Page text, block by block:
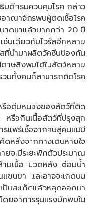
กรมควบคุมโรค กล่าว
าณาจักรพบผู้ติดเชื้อโรค
าดมาแล้วมากกว่า 20 ปี
นเดียวกับไวรัสอีกหลาย
ที่นำมาผลิตวัคซีนป้องกัน
ษลิงพบได้ในสัตว์หลาย
มทั้งคนก็สามารถติดโรค
ตุ่มหนองของสัตว์ที่ติด
หรือกินเนื้อสัตว์ที่ปรุงสุก
พร่เชื้อจากคนสู่คนแม้มี
หลั่งจากทางเดินหายใจ
จะมีระยะฟักตัวประมาณ
ามเนื้อ ปวดหลัง ต่อมน้ำ
นขา และอาจจะเกิดบน
นสะเก็ดแล้วหลุดออกมา
ยอาการรุนแรงมักพบใน